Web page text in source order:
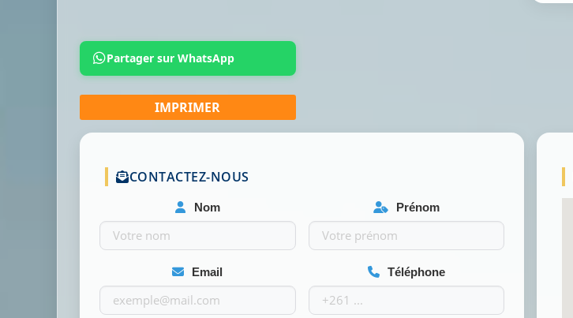
Partager sur WhatsApp
CONTACTEZ-NOUS
Nom Prénom
Email Téléphone